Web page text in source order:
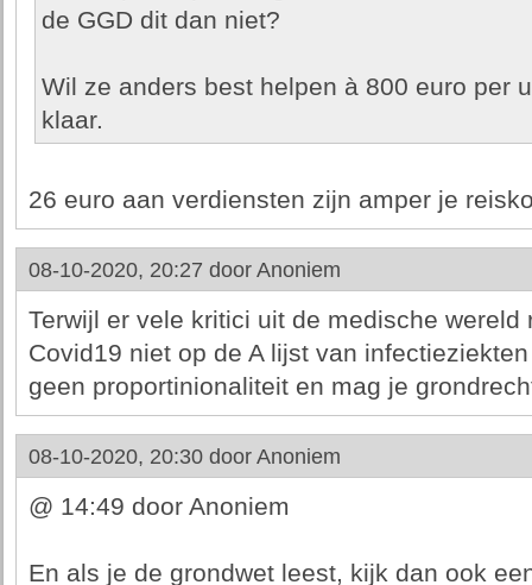
de GGD dit dan niet?
Wil ze anders best helpen à 800 euro per
klaar.
26 euro aan verdiensten zijn amper je
08-10-2020, 20:27 door Anoniem
Terwijl er vele kritici uit de medische wereld
Covid19 niet op de A lijst van
geen proportinionaliteit en mag je
08-10-2020, 20:30 door Anoniem
@ 14:49 door Anoniem
En als je de grondwet leest, kijk dan ook